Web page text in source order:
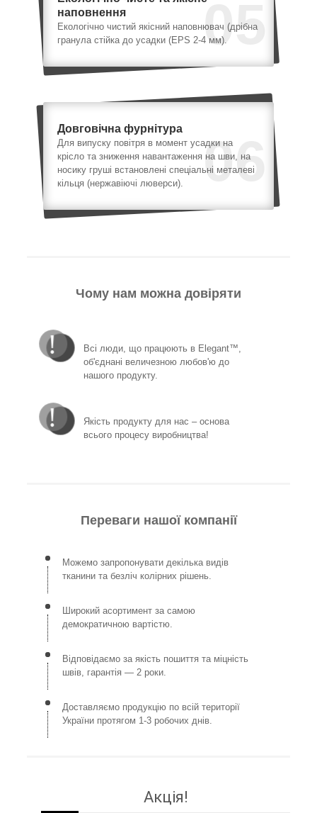
05
наповнення
Екологічно чистий якісний наповнювач (дрібна
гранула стійка до усадки (EPS 2-4 мм).
06
Довговічна фурнітура
Для випуску повітря в момент усадки на
крісло та зниження навантаження на шви, на
носику груші встановлені спеціальні металеві
кільця (нержавіючі люверси).
Чому нам можна довіряти
Всі люди, що працюють в Elegant™,
об'єднані величезною любов'ю до
нашого продукту.
Якість продукту для нас – основа
всього процесу виробництва!
Переваги нашої компанії
Можемо запропонувати декілька видів
тканини та безліч колірних рішень.
Широкий асортимент за самою
демократичною вартістю.
Відповідаємо за якість пошиття та міцність
швів, гарантія — 2 роки.
Доставляємо продукцію по всій території
України протягом 1-3 робочих днів.
Акція!